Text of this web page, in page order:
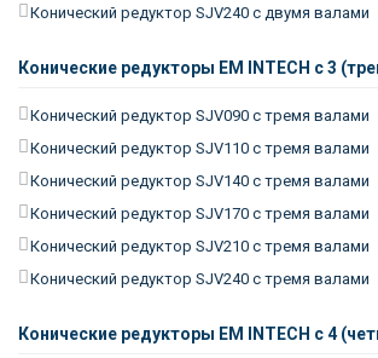
Конический редуктор SJV240 с двумя валами
Конические редукторы EM INTECH с 3
Конический редуктор SJV090 с тремя валами
Конический редуктор SJV110 с тремя валами
Конический редуктор SJV140 с тремя валами
Конический редуктор SJV170 с тремя валами
Конический редуктор SJV210 с тремя валами
Конический редуктор SJV240 с тремя валами
Конические редукторы EM INTECH с 4